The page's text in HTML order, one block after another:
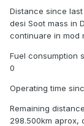
Distance since
desi Soot mass in
continuare in mod
Fuel consumption
0
Operating time
Remaining
298.500km aprox,